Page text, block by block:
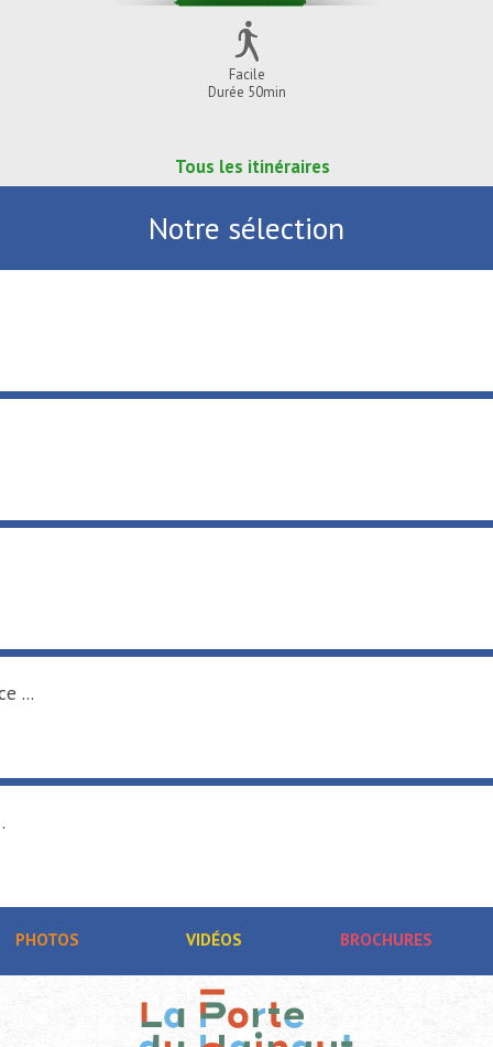
Facile
Durée 50min
Tous les itinéraires
Notre sélection
...
PHOTOS VIDÉOS BROCHURES